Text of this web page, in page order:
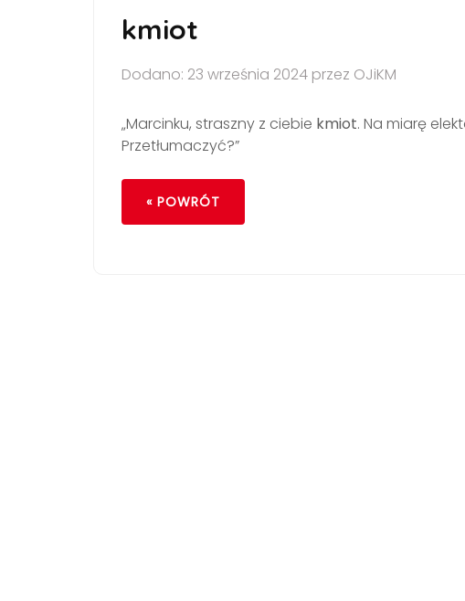
kmiot
Dodano: 23 września 2024 przez OJiKM
„Marcinku, straszny z ciebie kmiot. Na miarę
Przetłumaczyć?”
« POWRÓT